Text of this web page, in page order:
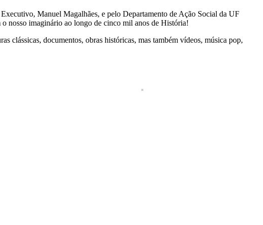
Manuel Magalhães, e pelo Departamento de Ação Social da UF
nosso imaginário ao longo de cinco mil anos de História!
clássicas, documentos, obras históricas, mas também vídeos, música pop,